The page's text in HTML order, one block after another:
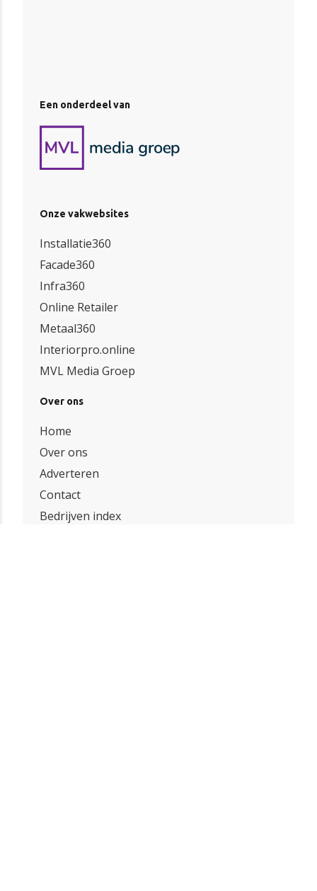
Een onderdeel van
Onze vakwebsites
Installatie360
Facade360
Infra360
Online Retailer
Metaal360
Interiorpro.online
MVL Media Groep
Over ons
Home
Over ons
Adverteren
Contact
Bedrijven index